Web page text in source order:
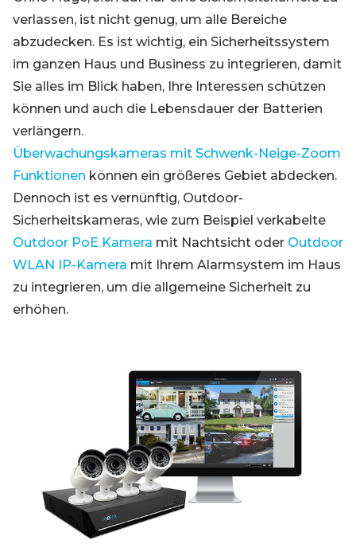
verlassen, ist nicht genug, um alle Bereiche
abzudecken. Es ist wichtig, ein Sicherheitssystem
im ganzen Haus und Business zu integrieren, damit
Sie alles im Blick haben, Ihre Interessen schützen
können und auch die Lebensdauer der Batterien
verlängern.
Überwachungskameras mit Schwenk-Neige-Zoom
Funktionen können ein größeres Gebiet abdecken.
Dennoch ist es vernünftig, Outdoor-
Sicherheitskameras, wie zum Beispiel verkabelte
Outdoor PoE Kamera mit Nachtsicht oder Outdoor
WLAN IP-Kamera mit Ihrem Alarmsystem im Haus
zu integrieren, um die allgemeine Sicherheit zu
erhöhen.